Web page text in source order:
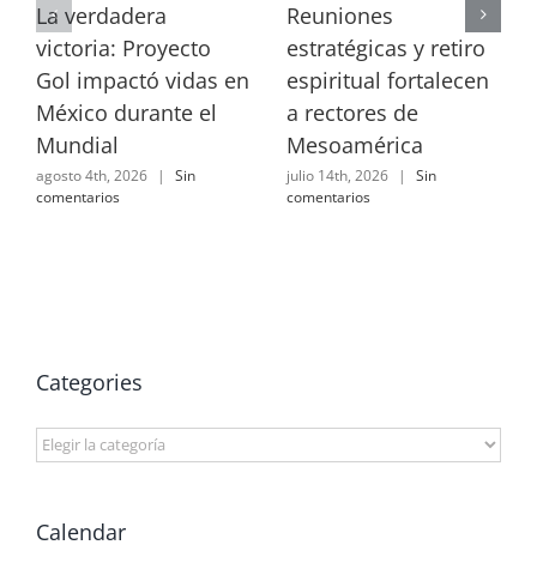
La verdadera
victoria: Proyecto
Gol impactó vidas en
México durante el
Mundial
agosto 4th, 2026 |
Sin
comentarios
Reuniones
estratégicas y retiro
espiritual fortalecen
a rectores de
Mesoamérica
julio 14th, 2026 |
Sin
comentarios
Categories
Categories
Calendar